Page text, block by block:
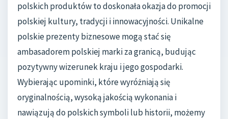
polskich produktów to doskonała okazja do promocji
polskiej kultury, tradycji i innowacyjności. Unikalne
polskie prezenty biznesowe mogą stać się
ambasadorem polskiej marki za granicą, budując
pozytywny wizerunek kraju i jego gospodarki.
Wybierając upominki, które wyróżniają się
oryginalnością, wysoką jakością wykonania i
nawiązują do polskich symboli lub historii, możemy